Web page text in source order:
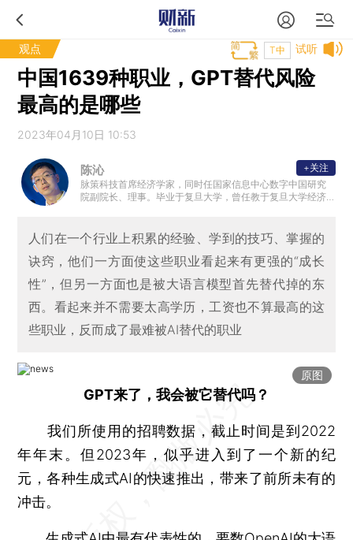
观点 试听
T中
中国1639种职业，GPT替代风险
最高的是哪些
2023年04月10日 10:53
陈沁
脉策科技首席经济学家，同时任国家信息中心数字中国研究
院副院长、理事。毕业于复旦大学，曾任教于复旦大学经济
+关注
人们在一个行业上积累的经验、学到的技巧、掌握的
诀窍，他们一方面使这些职业看起来有更强的“成长
性”，但另一方面也是被大语言模型首先替代掉的东
西。看起来并不需要太高学历，工资也不算最高的这
些职业，反而成了最难被AI替代的职业
原图
GPT来了，我会被它替代吗？
我们所使用的招聘数据，截止时间是到2022
年年末。但2023年，似乎进入到了一个新的纪
元，各种生成式AI的快速推出，带来了前所未有的
冲击。